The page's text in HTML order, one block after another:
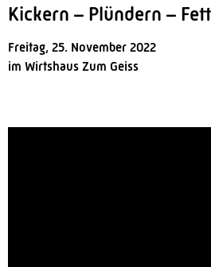
Kickern – Plündern –
Freitag, 25. November 2022
im Wirtshaus Zum Geiss